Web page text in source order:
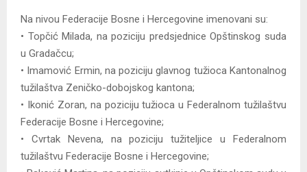
Na nivou Federacije Bosne i Hercegovine imenovani su:
• Topčić Milada, na poziciju predsjednice Opštinskog suda
u Gradačcu;
• Imamović Ermin, na poziciju glavnog tužioca Kantonalnog
tužilaštva Zeničko-dobojskog kantona;
• Ikonić Zoran, na poziciju tužioca u Federalnom tužilaštvu
Federacije Bosne i Hercegovine;
• Cvrtak Nevena, na poziciju tužiteljice u Federalnom
tužilaštvu Federacije Bosne i Hercegovine;